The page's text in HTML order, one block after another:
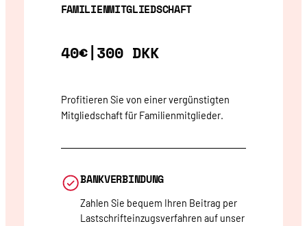
FAMILIENMITGLIEDSCHAFT
40€|300 DKK
Profitieren Sie von einer vergünstigten
Mitgliedschaft für Familienmitglieder.
BANKVERBINDUNG
Zahlen Sie bequem Ihren Beitrag per
Lastschrifteinzugsverfahren auf unser